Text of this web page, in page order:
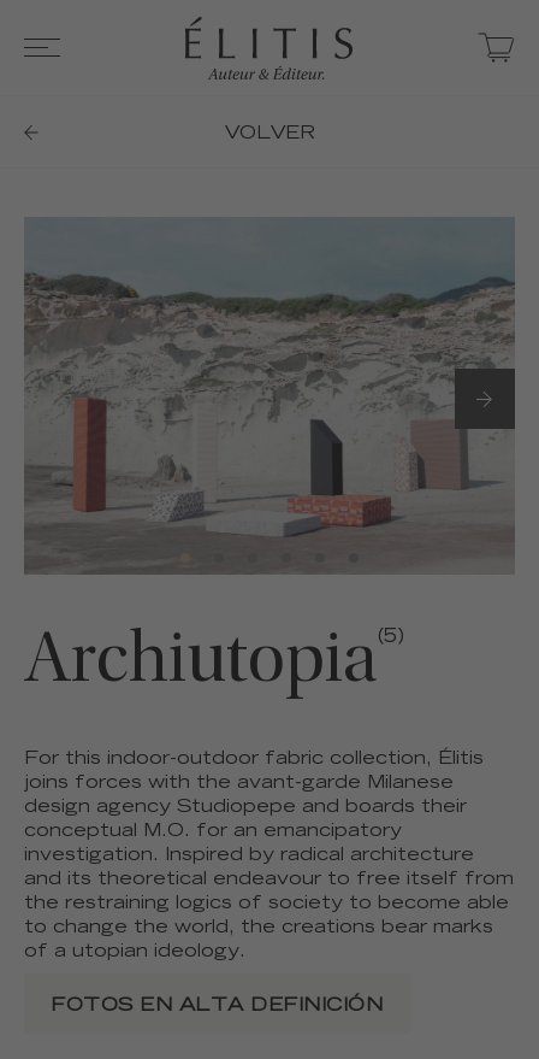
VOLVER
Archiutopia(5)
For this indoor-outdoor fabric collection, Élitis
joins forces with the avant-garde Milanese
design agency Studiopepe and boards their
conceptual M.O. for an emancipatory
investigation. Inspired by radical architecture
and its theoretical endeavour to free itself from
the restraining logics of society to become able
to change the world, the creations bear marks
of a utopian ideology.
FOTOS EN ALTA DEFINICIÓN